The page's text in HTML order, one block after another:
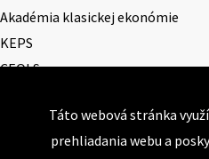
Akadémia klasickej ekonómie
KEPS
CEQLS
Cena Ernesta Valka
Študentská esej
Táto webová stránka
prehliadania webu a